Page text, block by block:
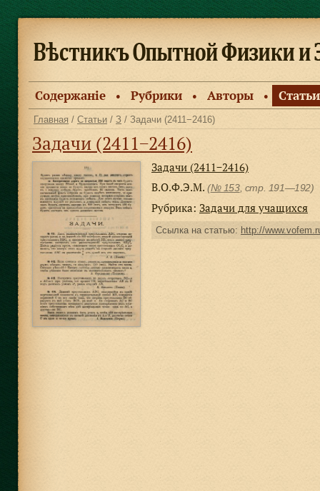
Содержанiе ● Рубрики ● Авторы ● Статьи
Главная / Статьи / З / Задачи (2411−2416)
Задачи (2411−2416)
Задачи (2411−2416)
В.О.Ф.Э.М. (№ 153, стр. 191—192)
Рубрика: Задачи для учащихся
Ссылка на статью: http://